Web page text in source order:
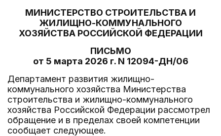
МИНИСТЕРСТВО СТРОИТЕЛЬСТВА И
ЖИЛИЩНО-КОММУНАЛЬНОГО
ХОЗЯЙСТВА РОССИЙСКОЙ ФЕДЕРАЦИИ
ПИСЬМО
от 5 марта 2026 г. N 12094-ДН/06
Департамент развития жилищно-
коммунального хозяйства Министерства
строительства и жилищно-коммунального
хозяйства Российской Федерации рассмотрел
обращение и в пределах своей компетенции
сообщает следующее.